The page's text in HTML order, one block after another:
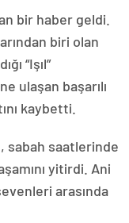
bir haber geldi.
biri olan
“Işıl”
ulaşan başarılı
kaybetti.
sabah saatlerinde
yitirdi. Ani
arasında